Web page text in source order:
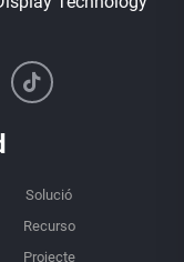
Solució
Recurso
Projecte